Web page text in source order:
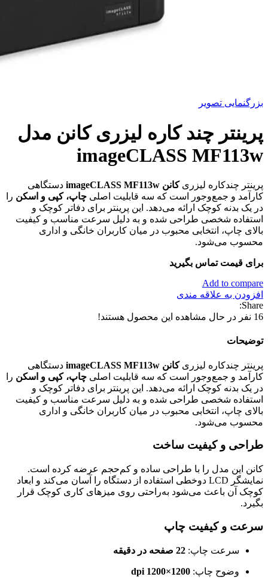
بزرگنمایی تصویر
پرینتر چند کاره لیزری کانن مدل
imageCLASS MF113w
پرینتر چندکاره لیزریکانن imageCLASS MF113w
دستگاهی
کارآمد و جمع‌وجور است که سه قابلیت اصلی چاپ، کپی و اسکن را
در یک بدنه کوچک ارائه می‌دهد. این پرینتر برای دفاتر کوچک و
استفاده شخصی طراحی شده و به دلیل سرعت مناسب و کیفیت
بالای چاپ، انتخابی محبوب در میان کاربران خانگی و اداری
محسوب می‌شود.
برای قیمت تماس بگیرید
Add to compare
افزودن به علاقه مندی
Share:
16 نفر در حال مشاهده این محصول هستند!
توضیحات
پرینتر چندکاره لیزریکانن imageCLASS MF113w
دستگاهی
کارآمد و جمع‌وجور است که سه قابلیت اصلی چاپ، کپی و اسکن را
در یک بدنه کوچک ارائه می‌دهد. این پرینتر برای دفاتر کوچک و
استفاده شخصی طراحی شده و به دلیل سرعت مناسب و کیفیت
بالای چاپ، انتخابی محبوب در میان کاربران خانگی و اداری
محسوب می‌شود.
طراحی و کیفیت ساخت
کانن این مدل را با طراحی ساده و کم‌حجم عرضه کرده است.
نمایشگر LCD دوخطی استفاده از دستگاه را آسان می‌کند و ابعاد
کوچک آن باعث می‌شود به‌راحتی روی میزهای کاری کوچک قرار
بگیرد.
سرعت و کیفیت چاپ
سرعت چاپ: 22 صفحه در دقیقه
وضوح چاپ: 1200×1200 dpi